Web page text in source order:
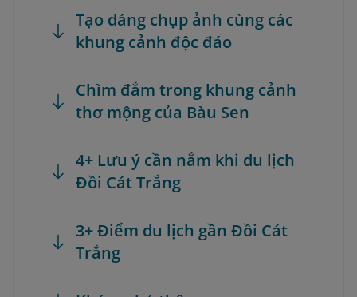
Tạo dáng chụp ảnh cùng các
khung cảnh độc đáo
Chìm đắm trong khung cảnh
thơ mộng của Bàu Sen
4+ Lưu ý cần nắm khi du lịch
Đồi Cát Trắng
3+ Điểm du lịch gần Đồi Cát
Trắng